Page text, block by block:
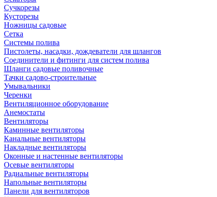
Сучкорезы
Кусторезы
Ножницы садовые
Сетка
Системы полива
Пистолеты, насадки, дождеватели для шлангов
Соединители и фитинги для систем полива
Шланги садовые поливочные
Тачки садово-строительные
Умывальники
Черенки
Вентиляционное оборудование
Анемостаты
Вентиляторы
Каминные вентиляторы
Канальные вентиляторы
Накладные вентиляторы
Оконные и настенные вентиляторы
Осевые вентиляторы
Радиальные вентиляторы
Напольные вентиляторы
Панели для вентиляторов